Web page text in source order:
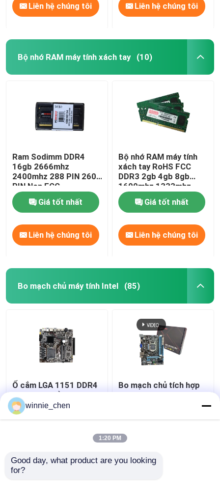
Liên hệ chúng tôi Liên hệ chúng tôi
Bộ nhớ RAM máy tính xách tay (10)
Ram Sodimm DDR4
16gb 2666mhz
2400mhz 288 PIN 260
PIN Non ECC
Giá tốt nhất
Liên hệ chúng tôi
Bộ nhớ RAM máy tính
xách tay RoHS FCC
DDR3 2gb 4gb 8gb
1600mhz 1333mhz
PC3L-12800
Giá tốt nhất
Liên hệ chúng tôi
Bo mạch chủ máy tính Intel (85)
Ổ cắm LGA 1151 DDR4
Bo mạch chủ PC Intel
H310 cho Gaming I7
8700
Liên hệ chúng tôi
Bo mạch chủ tích hợp
H61 Socket 1155
Liên hệ chúng tôi
winnie_chen
1:20 PM
Good day, what product are you looking
for?